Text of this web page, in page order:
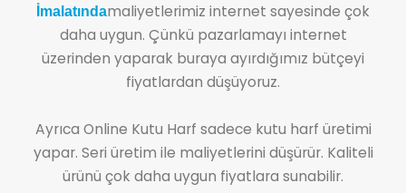
İmalatındamaliyetlerimiz internet sayesinde çok
daha uygun. Çünkü pazarlamayı internet
üzerinden yaparak buraya ayırdığımız bütçeyi
fiyatlardan düşüyoruz.
Ayrıca Online Kutu Harf sadece kutu harf üretimi
yapar. Seri üretim ile maliyetlerini düşürür. Kaliteli
ürünü çok daha uygun fiyatlara sunabilir.